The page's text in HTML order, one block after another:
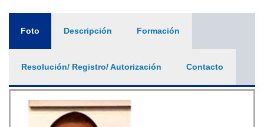
Foto (solapaDescripción Formación
Resolución/ Registro/ Autorización Contacto